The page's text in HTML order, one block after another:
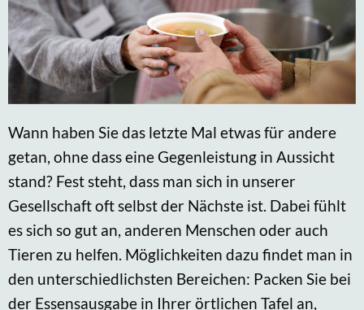
Wann haben Sie das letzte Mal etwas für andere
getan, ohne dass eine Gegenleistung in Aussicht
stand? Fest steht, dass man sich in unserer
Gesellschaft oft selbst der Nächste ist. Dabei fühlt
es sich so gut an, anderen Menschen oder auch
Tieren zu helfen. Möglichkeiten dazu findet man in
den unterschiedlichsten Bereichen: Packen Sie bei
der Essensausgabe in Ihrer örtlichen Tafel an,